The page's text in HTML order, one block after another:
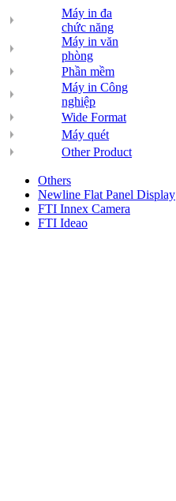
Máy in đa
chức năng
Máy in văn
phòng
Phần mềm
Máy in Công
nghiệp
Wide Format
Máy quét
Other Product
Others
Newline Flat Panel Display
FTI Innex Camera
FTI Ideao